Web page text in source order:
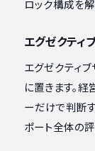
ロック構成を
エグゼクティ
エグゼクティ
に置きます。
ーだけで判断
ポート全体の